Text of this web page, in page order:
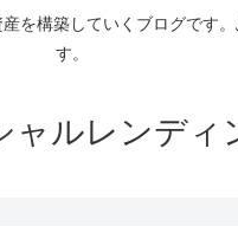
構築していくブログです
す。
ルレンデ